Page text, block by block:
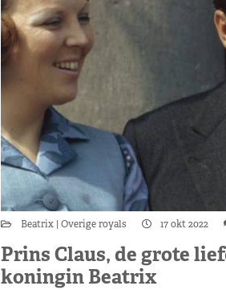
Beatrix Overige royals 17 okt 2022
Prins Claus, de grote
koningin Beatrix